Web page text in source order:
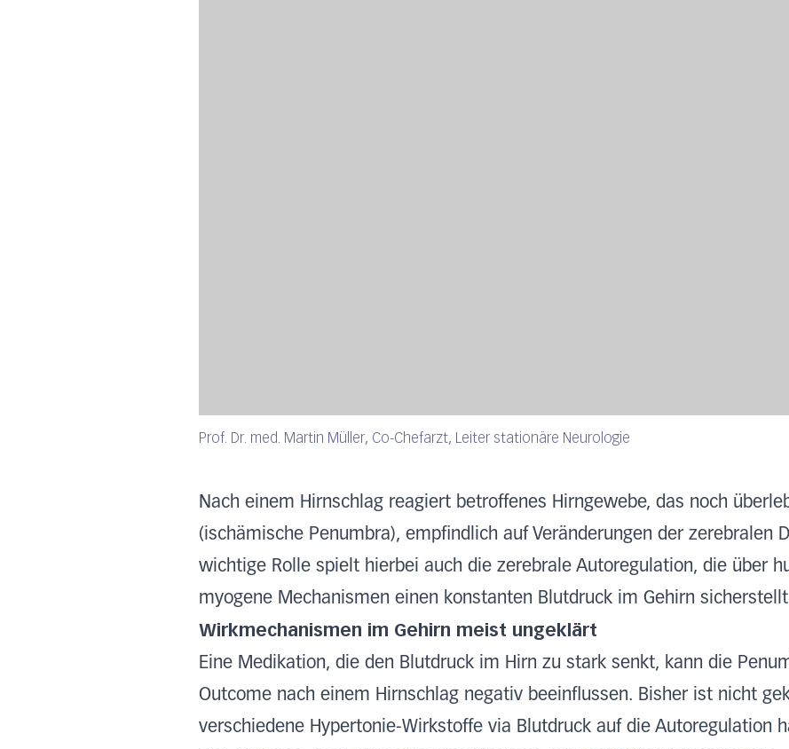
Prof. Dr. med. Martin Müller, Co-Chefarzt, Leiter stationäre Neurologie
Nach einem Hirnschlag reagiert betroffenes Hirngewebe, das noch
(ischämische Penumbra), empfindlich auf Veränderungen der zerebralen
wichtige Rolle spielt hierbei auch die zerebrale Autoregulation, die über
myogene Mechanismen einen konstanten Blutdruck im Gehirn
Wirkmechanismen im Gehirn meist ungeklärt
Eine Medikation, die den Blutdruck im Hirn zu stark senkt, kann die
Outcome nach einem Hirnschlag negativ beeinflussen. Bisher ist nicht
verschiedene Hypertonie-Wirkstoffe via Blutdruck auf die Autoregulation